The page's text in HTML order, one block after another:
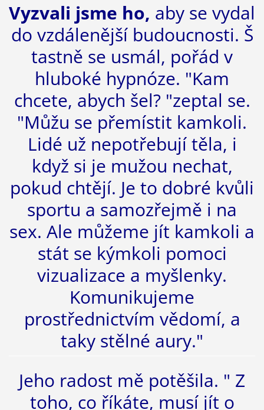
Vyzvali jsme ho, aby se vydal
do vzdálenější budoucnosti. Š
tastně se usmál, pořád v
hluboké hypnóze. "Kam
chcete, abych šel? "zeptal se.
"Můžu se přemístit kamkoli.
Lidé už nepotřebují těla, i
když si je mužou nechat,
pokud chtějí. Je to dobré kvůli
sportu a samozřejmě i na
sex. Ale můžeme jít kamkoli a
stát se kýmkoli pomoci
vizualizace a myšlenky.
Komunikujeme
prostřednictvím vědomí, a
taky stělné aury."
Jeho radost mě potěšila. " Z
toho, co říkáte, musí jít o